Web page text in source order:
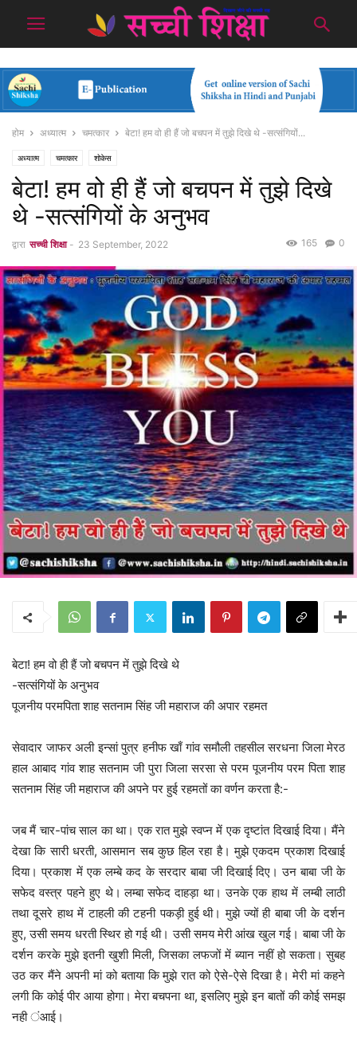
होम अध्यात्म चमत्कार बेटा! हम वो ही हैं जो बचपन में तुझे दिखे थे -सत्संगियों...
अध्यात्म चमत्कार शोकेस
बेटा! हम वो ही हैं जो बचपन में तुझे दिखे
थे -सत्संगियों के अनुभव
द्वारा सच्ची शिक्षा - 23 September, 2022 0
165
बेटा! हम वो ही हैं जो बचपन में तुझे दिखे थे
-सत्संगियों के अनुभव
पूजनीय परमपिता शाह सतनाम सिंह जी महाराज की अपार रहमत
सेवादार जाफर अली इन्सां पुत्र हनीफ खाँ गांव समौली तहसील सरधना जिला मेरठ
हाल आबाद गांव शाह सतनाम जी पुरा जिला सरसा से परम पूजनीय परम पिता शाह
सतनाम सिंह जी महाराज की अपने पर हुई रहमतों का वर्णन करता है:-
जब मैं चार-पांच साल का था। एक रात मुझे स्वप्न में एक दृष्टांत दिखाई दिया। मैंने
देखा कि सारी धरती, आसमान सब कुछ हिल रहा है। मुझे एकदम प्रकाश दिखाई
दिया। प्रकाश में एक लम्बे कद के सरदार बाबा जी दिखाई दिए। उन बाबा जी के
सफेद वस्त्र पहने हुए थे। लम्बा सफेद दाहड़ा था। उनके एक हाथ में लम्बी लाठी
तथा दूसरे हाथ में टाहली की टहनी पकड़ी हुई थी। मुझे ज्यों ही बाबा जी के दर्शन
हुए, उसी समय धरती स्थिर हो गई थी। उसी समय मेरी आंख खुल गई। बाबा जी के
दर्शन करके मुझे इतनी खुशी मिली, जिसका लफजों में ब्यान नहीं हो सकता। सुबह
उठ कर मैंने अपनी मां को बताया कि मुझे रात को ऐसे-ऐसे दिखा है। मेरी मां कहने
लगी कि कोई पीर आया होगा। मेरा बचपना था, इसलिए मुझे इन बातों की कोई समझ
नही ंआई।